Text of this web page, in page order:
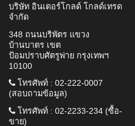
บริษัท อินเตอร์โกลด์ โกลด์เทรด
จำกัด
348 ถนนบริพัตร แขวง
บ้านบาตร เขต
ป้อมปราบศัตรูพ่าย กรุงเทพฯ
10100
โทรศัพท์ : 02-222-0007
(สอบถามข้อมูล)
โทรศัพท์ : 02-2233-234 (ซื้อ-
ขาย)